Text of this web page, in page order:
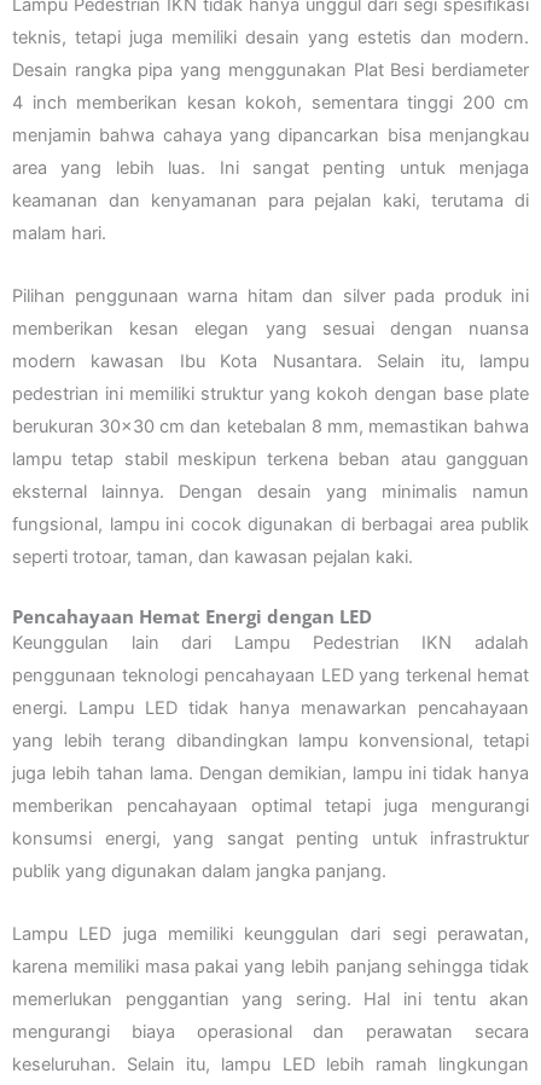
Lampu Pedestrian IKN tidak hanya unggul dari segi spesifikasi
teknis, tetapi juga memiliki desain yang estetis dan modern.
Desain rangka pipa yang menggunakan Plat Besi berdiameter
4 inch memberikan kesan kokoh, sementara tinggi 200 cm
menjamin bahwa cahaya yang dipancarkan bisa menjangkau
area yang lebih luas. Ini sangat penting untuk menjaga
keamanan dan kenyamanan para pejalan kaki, terutama di
malam hari.
Pilihan penggunaan warna hitam dan silver pada produk ini
memberikan kesan elegan yang sesuai dengan nuansa
modern kawasan Ibu Kota Nusantara. Selain itu, lampu
pedestrian ini memiliki struktur yang kokoh dengan base plate
berukuran 30×30 cm dan ketebalan 8 mm, memastikan bahwa
lampu tetap stabil meskipun terkena beban atau gangguan
eksternal lainnya. Dengan desain yang minimalis namun
fungsional, lampu ini cocok digunakan di berbagai area publik
seperti trotoar, taman, dan kawasan pejalan kaki.
Pencahayaan Hemat Energi dengan LED
Keunggulan lain dari Lampu Pedestrian IKN adalah
penggunaan teknologi pencahayaan LED yang terkenal hemat
energi. Lampu LED tidak hanya menawarkan pencahayaan
yang lebih terang dibandingkan lampu konvensional, tetapi
juga lebih tahan lama. Dengan demikian, lampu ini tidak hanya
memberikan pencahayaan optimal tetapi juga mengurangi
konsumsi energi, yang sangat penting untuk infrastruktur
publik yang digunakan dalam jangka panjang.
Lampu LED juga memiliki keunggulan dari segi perawatan,
karena memiliki masa pakai yang lebih panjang sehingga tidak
memerlukan penggantian yang sering. Hal ini tentu akan
mengurangi biaya operasional dan perawatan secara
keseluruhan. Selain itu, lampu LED lebih ramah lingkungan